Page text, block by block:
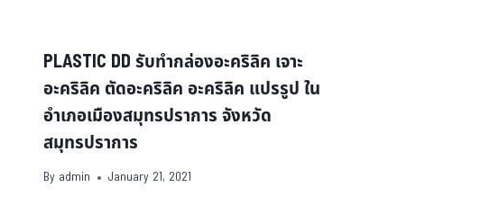
PLASTIC DD รับทำกล่องอะคริลิค เจาะ
อะคริลิค ตัดอะคริลิค อะคริลิค แปรรูป ใน
อำเภอเมืองสมุทรปราการ จังหวัด
สมุทรปราการ
By admin January 21, 2021